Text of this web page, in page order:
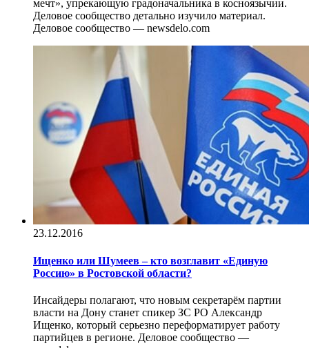
мечт», упрекающую градоначальника в косноязычии.
Деловое сообщество детально изучило материал.
Деловое сообщество — newsdelo.com
23.12.2016
Ищенко или Шумеев – кто возглавит «Единую
Россию» в Ростовской области?
Инсайдеры полагают, что новым секретарём партии
власти на Дону станет спикер ЗС РО Александр
Ищенко, который серьезно переформатирует работу
партийцев в регионе. Деловое сообщество —